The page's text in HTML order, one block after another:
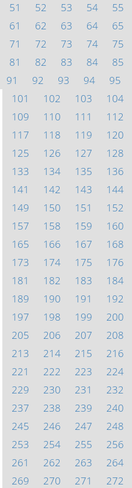
51
52 53 54 55
61
62 63 64 65
71
72 73 74 75
81
82 83 84 85
91
92 93 94 95
101
102 103 104
109
110 111 112
117
118 119 120
125
126 127 128
133
134 135 136
141
142 143 144
149
150 151 152
157
158 159 160
165
166 167 168
173
174 175 176
181
182 183 184
189
190 191 192
197
198 199 200
205
206 207 208
213
214 215 216
221
222 223 224
229
230 231 232
237
238 239 240
245
246 247 248
253
254 255 256
261
262 263 264
269
270 271 272